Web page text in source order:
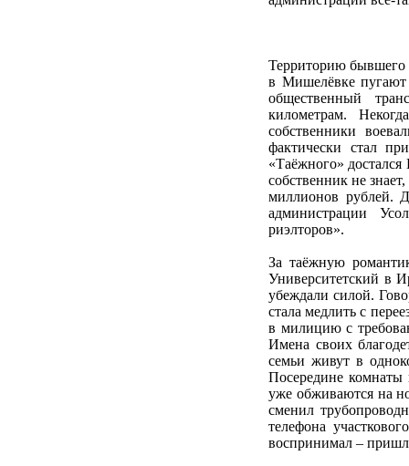
Территорию бывшего
в Мишелёвке пугают
общественный
километрам.
собственники
фактически стал
«Таёжного»
собственник не
миллионов рублей.
администрации
риэлторов».
За таёжную
Университетский в
убеждали силой.
стала медлить с
в милицию с
Имена своих
семьи живут в
Посередине комнаты
уже обживаются на
сменил
телефона
воспринимал –